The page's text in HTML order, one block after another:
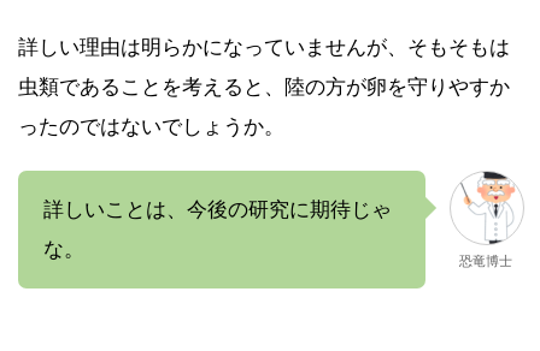
詳しい理由は明らかになっていませんが、そもそもは
虫類であることを考えると、陸の方が卵を守りやすか
ったのではないでしょうか。
詳しいことは、今後の研究に期待じゃ
な。
恐竜博士